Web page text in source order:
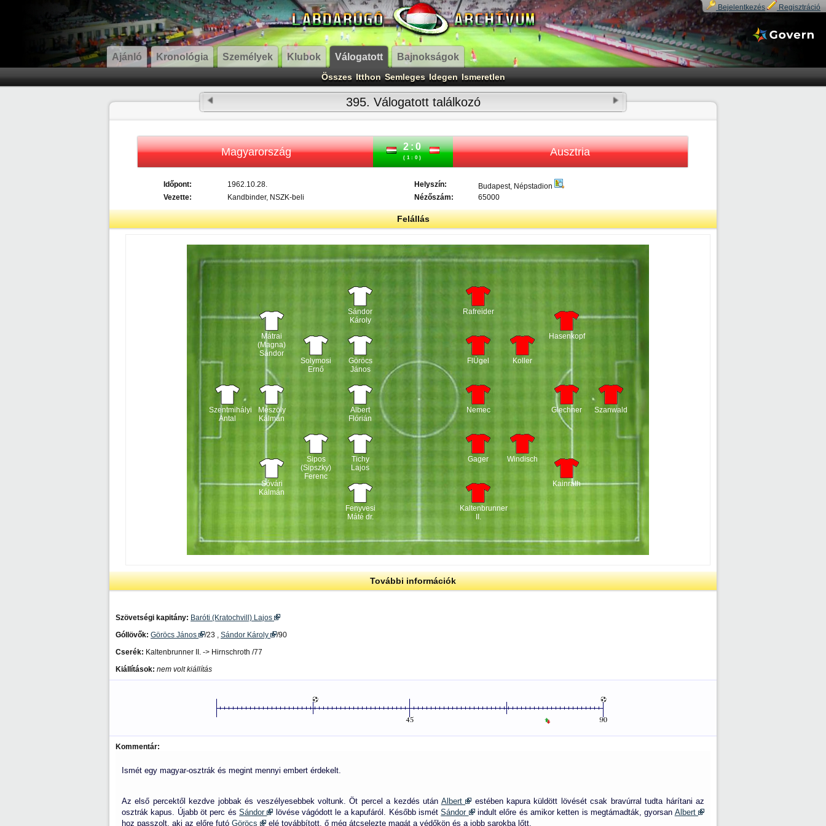
Bejelentkezés Regisztráció
Ajánló Kronológia Személyek Klubok Válogatott Bajnokságok
Összes Itthon Semleges Idegen Ismeretlen
395. Válogatott találkozó
Magyarország 2:0
(1:0) Ausztria
Időpont: 1962.10.28. Helyszín:
Budapest, Népstadion
Vezette:
Kandbinder, NSZK-beli Nézőszám: 65000
Felállás
Szentmihályi
Antal
Mátrai
(Magna)
Sándor
Mészöly
Kálmán
Sóvári
Kálmán
Solymosi
Ernő
Sipos
(Sipszky)
Ferenc
Sándor
Károly
Göröcs
János
Albert
Flórián
Tichy
Lajos
Fenyvesi
Máté dr.
Szanwald
Kainrath
Glechner
Hasenkopf
Windisch
Koller
Kaltenbrunner
II.
Gager
Nemec
FlÜgel
Rafreider
További információk
Szövetségi kapitány: Baróti (Kratochvill) Lajos
Góllövők: Göröcs János /23 , Sándor Károly
/90
Cserék: Kaltenbrunner II. -> Hirnschroth /77
Kiállítások: nem volt kiállítás
Kommentár:
Ismét egy magyar-osztrák és megint mennyi embert érdekelt.
Az első percektől kezdve jobbak és veszélyesebbek voltunk. Öt percel a kezdés után Albert
estében kapura küldött lövését csak bravúrral tudta hárítani az
osztrák kapus. Újabb öt perc ésSándor lövése vágódott le a kapufáról. Később ismétSándor indult előre és amikor ketten is megtámadták, gyorsan Albert
hoz passzolt, aki az előre futó Göröcs elé továbbított. ő még átcselezte magát a védőkön és a jobb sarokba lőtt.